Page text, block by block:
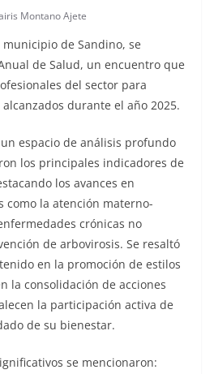
Montano Ajete
de Sandino, se
de Salud, un encuentro que
del sector para
durante el año 2025.
espacio de análisis profundo
los principales indicadores de
los avances en
como la atención materno-
crónicas no
de arbovirosis. Se resaltó
en la promoción de estilos
la consolidación de acciones
la participación activa de
de su bienestar.
se mencionaron: